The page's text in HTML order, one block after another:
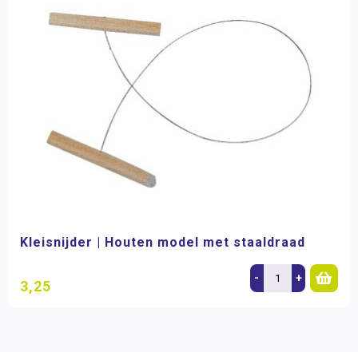
Kleisnijder | Houten model met staaldraad
3,25 - +